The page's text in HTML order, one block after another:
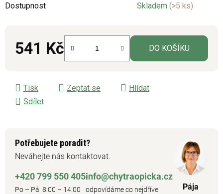
Dostupnost Skladem (>5 ks)
541 Kč DO KOŠÍKU
Tisk Zeptat se
Hlídat
Sdílet
Potřebujete poradit?
Neváhejte nás kontaktovat.
+420 799 550 405
Po – Pá 8:00 – 14:00
info@chytraopicka.cz
odpovídáme co nejdříve Pája